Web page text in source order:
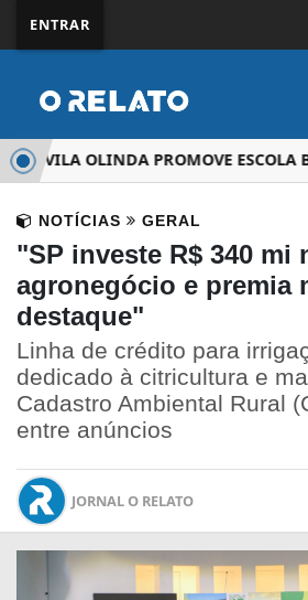
ENTRAR
VILA OLINDA PROMOVE ESCOLA
NOTÍCIAS GERAL
"SP investe R$ 340 mi
agronegócio e premia
destaque"
Linha de crédito para
dedicado à citricultura e
Cadastro Ambiental Rural
entre anúncios
JORNAL O RELATO